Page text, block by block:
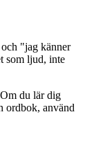
"jag känner
som ljud, inte
du lär dig
ordbok, använd